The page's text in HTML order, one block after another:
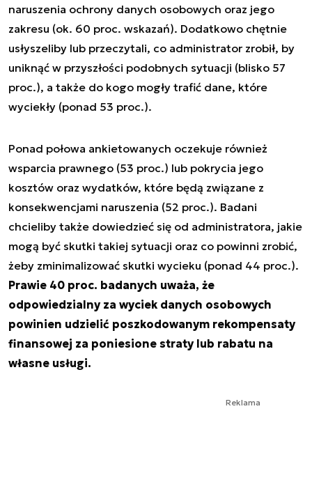
naruszenia ochrony danych osobowych oraz jego
zakresu (ok. 60 proc. wskazań). Dodatkowo chętnie
usłyszeliby lub przeczytali, co administrator zrobił, by
uniknąć w przyszłości podobnych sytuacji (blisko 57
proc.), a także do kogo mogły trafić dane, które
wyciekły (ponad 53 proc.).
Ponad połowa ankietowanych oczekuje również
wsparcia prawnego (53 proc.) lub pokrycia jego
kosztów oraz wydatków, które będą związane z
konsekwencjami naruszenia (52 proc.). Badani
chcieliby także dowiedzieć się od administratora, jakie
mogą być skutki takiej sytuacji oraz co powinni zrobić,
żeby zminimalizować skutki wycieku (ponad 44 proc.).
Prawie 40 proc. badanych uważa, że
odpowiedzialny za wyciek danych osobowych
powinien udzielić poszkodowanym rekompensaty
finansowej za poniesione straty lub rabatu na
własne usługi.
Reklama